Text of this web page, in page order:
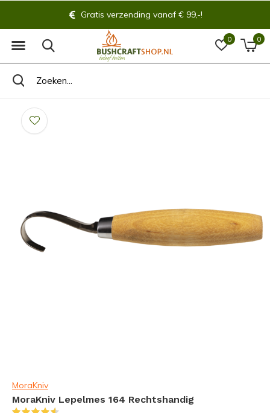
0 0
Gratis verzending vanaf € 99,-!
MoraKniv
MoraKniv Lepelmes 164 Rechtshandig